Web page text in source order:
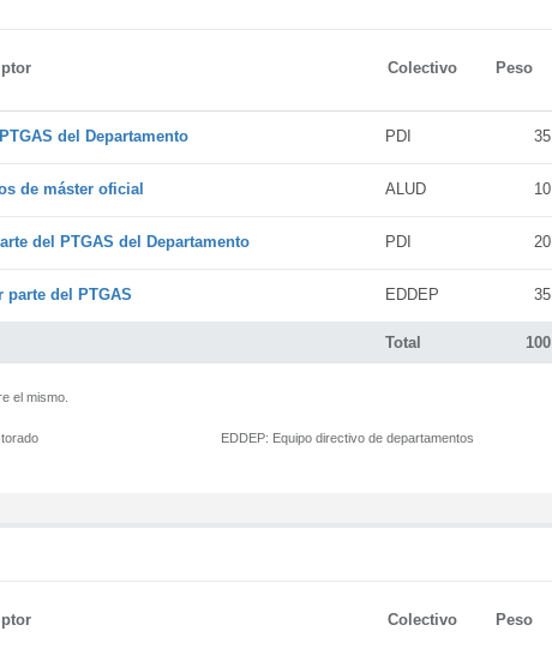
Colectivo Peso
Total 100
del Departamento PDI 35
de máster oficial ALUD 10
del PTGAS del Departamento PDI 20
del PTGAS EDDEP 35
el mismo.
EDDEP: Equipo directivo de departamentos
Colectivo Peso